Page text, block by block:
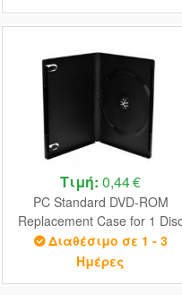
Τιμή: 0,44 €
PC Standard DVD-ROM
Replacement Case for 1
Διαθέσιμο σε 1 - 3
Ημέρες